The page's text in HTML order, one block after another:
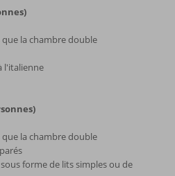
la chambre double
l'italienne
la chambre double
forme de lits simples ou de